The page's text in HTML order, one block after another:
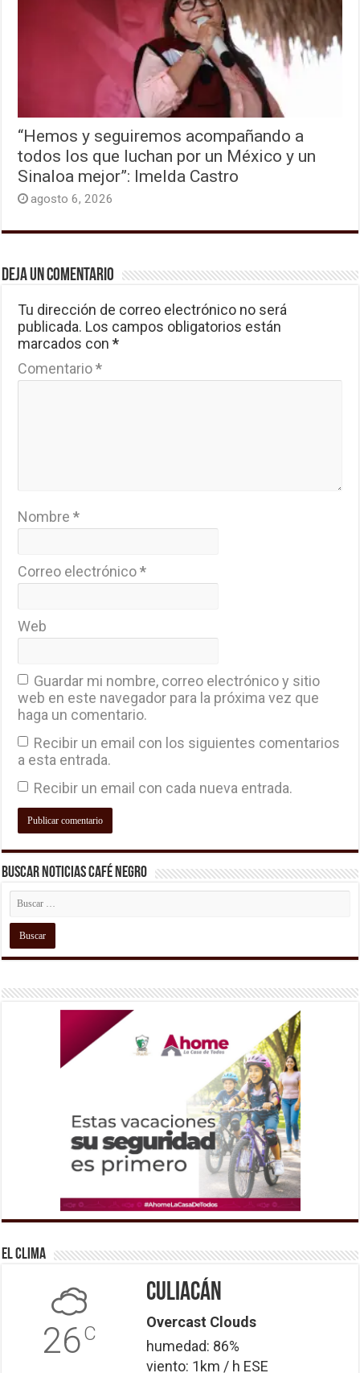
“Hemos y seguiremos acompañando a
todos los que luchan por un México y un
Sinaloa mejor”: Imelda Castro
agosto 6, 2026
Deja un comentario
Tu dirección de correo electrónico no será
publicada. Los campos obligatorios están
marcados con*
Comentario*
Nombre*
Correo electrónico*
Web
Guardar mi nombre, correo electrónico y sitio
web en este navegador para la próxima vez que
haga un comentario.
Recibir un email con los siguientes comentarios
a esta entrada.
Recibir un email con cada nueva entrada.
Buscar Noticias Café Negro
El Clima
26C
Culiacán
Overcast Clouds
humedad: 86%
viento: 1km / h ESE